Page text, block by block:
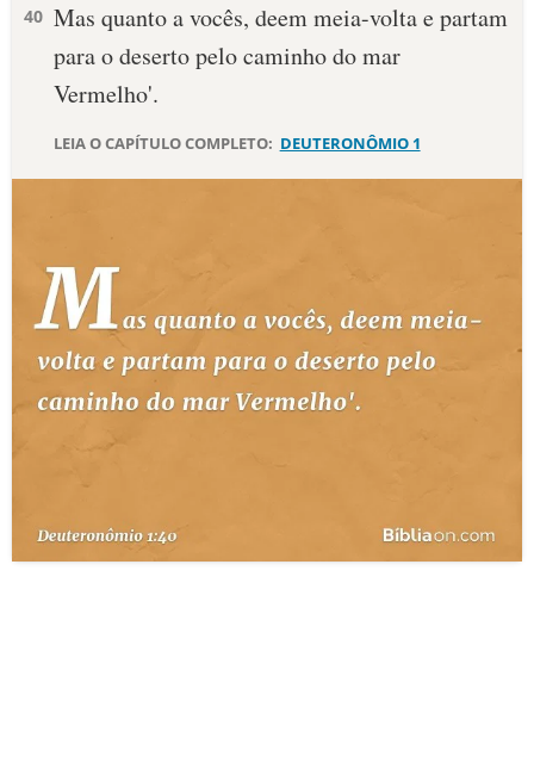
PALAVRA DO DIA
DEVOCIONAL DIÁRIO
ESTUDOS BÍBLICOS
ESBOÇOS DE PREGAÇÃO
TERMO BÍBLICO JOGOS
40 Mas quanto a vocês, deem meia-volta e partam
para o deserto pelo caminho do mar
Vermelho'.
LEIA O CAPÍTULO COMPLETO: DEUTERONÔMIO 1